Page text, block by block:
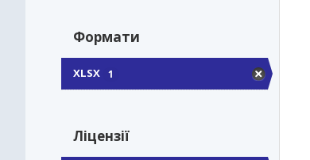
Формати
XLSX 1
Ліцензії